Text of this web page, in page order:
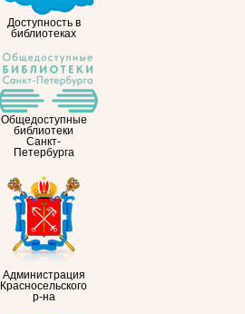
Доступность в
библиотеках
Общедоступные
библиотеки
Санкт-
Петербурга
Администрация
Красносельского
р-на